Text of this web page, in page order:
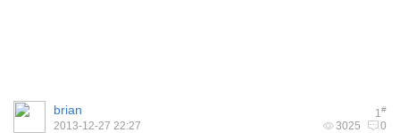
1#
brian
3025 0
2013-12-27 22:27